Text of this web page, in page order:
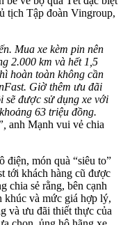
tịch Tập đoàn Vingroup,
Mua xe kèm pin nên
2.000 km và hết 1 ,5
hoàn toàn không cần
Giờ thêm ưu đãi
sẽ được sử dụng xe với
63 triệu đồng.
anh Mạnh vui vẻ chia
điện, món quà “siêu to”
tới khách hàng cũ được
chia sẻ rằng, bên cạnh
khúc và mức giá hợp lý,
và ưu đãi thiết thực của